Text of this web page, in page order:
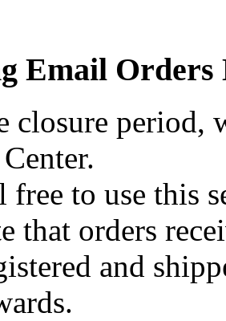
Email
closure period,
free to use this
that orders
and